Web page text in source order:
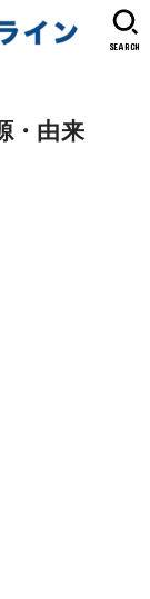
SEARCH
・由来